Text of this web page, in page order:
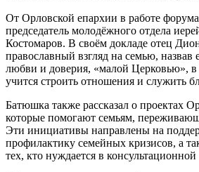
От Орловской епархии в работе
председатель молодёжного отдела
Костомаров. В своём докладе отец
православный взгляд на семью, назвав
любви и доверия, «малой Церковью», в
учится строить отношения и служить
Батюшка также рассказал о проектах
которые помогают семьям,
Эти инициативы направлены на
профилактику семейных кризисов, а
тех, кто нуждается в